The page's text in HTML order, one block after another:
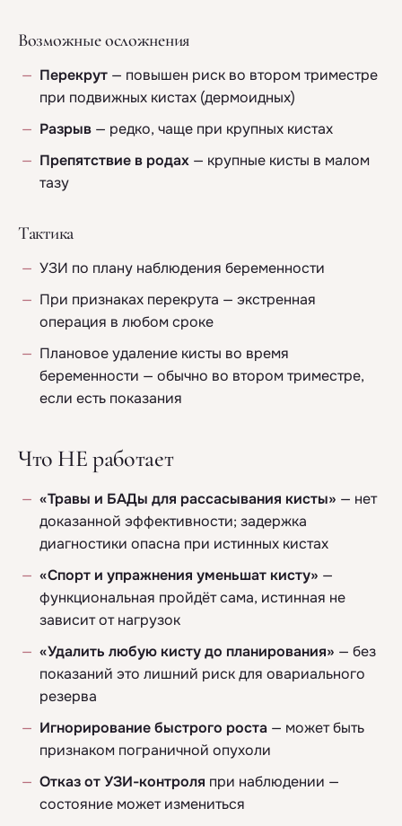
Возможные осложнения
Перекрут — повышен риск во втором триместре
при подвижных кистах (дермоидных)
Разрыв — редко, чаще при крупных кистах
Препятствие в родах — крупные кисты в малом
тазу
Тактика
УЗИ по плану наблюдения беременности
При признаках перекрута — экстренная
операция в любом сроке
Плановое удаление кисты во время
беременности — обычно во втором триместре,
если есть показания
Что НЕ работает
«Травы и БАДы для рассасывания кисты» — нет
доказанной эффективности; задержка
диагностики опасна при истинных кистах
«Спорт и упражнения уменьшат кисту» —
функциональная пройдёт сама, истинная не
зависит от нагрузок
«Удалить любую кисту до планирования» — без
показаний это лишний риск для овариального
резерва
Игнорирование быстрого роста — может быть
признаком пограничной опухоли
Отказ от УЗИ-контроля при наблюдении —
состояние может измениться